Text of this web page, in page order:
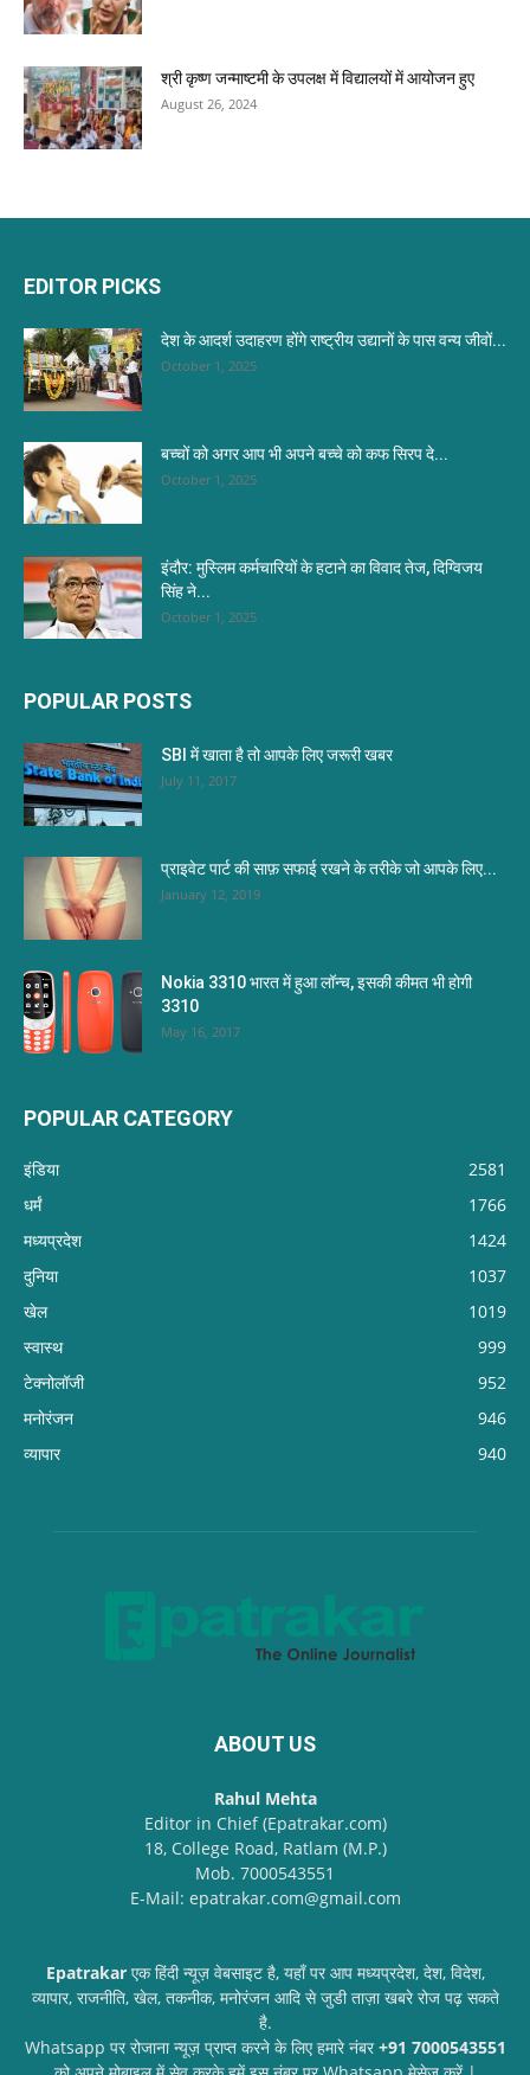
श्री कृष्ण जन्माष्टमी के उपलक्ष में विद्यालयों में आयोजन हुए
August 26, 2024
EDITOR PICKS
देश के आदर्श उदाहरण होंगे राष्ट्रीय उद्यानों के पास वन्य जीवों...
October 1, 2025
बच्चों को अगर आप भी अपने बच्चे को कफ सिरप दे...
October 1, 2025
इंदौर: मुस्लिम कर्मचारियों के हटाने का विवाद तेज, दिग्विजय
सिंह ने...
October 1, 2025
POPULAR POSTS
SBI में खाता है तो आपके लिए जरूरी खबर
July 11, 2017
प्राइवेट पार्ट की साफ़ सफाई रखने के तरीके जो आपके लिए...
January 12, 2019
Nokia 3310 भारत में हुआ लॉन्च, इसकी कीमत भी होगी
3310
May 16, 2017
POPULAR CATEGORY
इंडिया
2581
धर्मं
1766
मध्यप्रदेश
1424
दुनिया
1037
खेल
1019
स्वास्थ
999
टेक्नोलॉजी
952
मनोरंजन
946
व्यापार
940
ABOUT US
Rahul Mehta
Editor in Chief (Epatrakar.com)
18, College Road, Ratlam (M.P.)
Mob. 7000543551
E-Mail: epatrakar.com@gmail.com
Epatrakarएक हिंदी न्यूज़ वेबसाइट है, यहाँ पर आप मध्यप्रदेश, देश, विदेश,
व्यापार, राजनीति, खेल, तकनीक, मनोरंजन आदि से जुडी ताज़ा खबरे रोज पढ़ सकते
है.
Whatsapp पर रोजाना न्यूज़ प्राप्त करने के लिए हमारे नंबर+91 7000543551